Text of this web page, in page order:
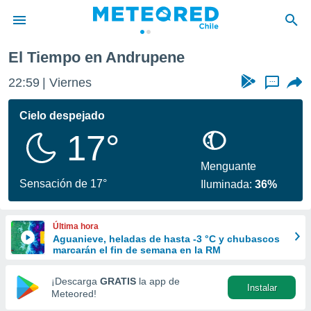
de
por
se
calidad.
a este
las
y
forma
digital
basada
El Tiempo en Andrupene
22:59 Viernes ...
Cielo despejado
17°
Sensación de 17°
Menguante
Iluminada:36%
Última hora
Aguanieve, heladas de hasta -3 °C y chubascos
marcarán el fin de semana en la RM
¡Descarga GRATIS la app de
Meteored!
Instalar